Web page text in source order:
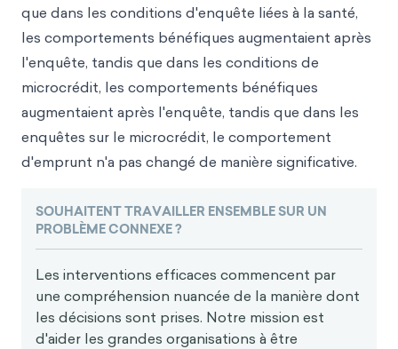
que dans les conditions d'enquête liées à la santé,
les comportements bénéfiques augmentaient après
l'enquête, tandis que dans les conditions de
microcrédit, les comportements bénéfiques
augmentaient après l'enquête, tandis que dans les
enquêtes sur le microcrédit, le comportement
d'emprunt n'a pas changé de manière significative.
SOUHAITENT TRAVAILLER ENSEMBLE SUR UN
PROBLÈME CONNEXE ?
Les interventions efficaces commencent par
une compréhension nuancée de la manière dont
les décisions sont prises. Notre mission est
d'aider les grandes organisations à être